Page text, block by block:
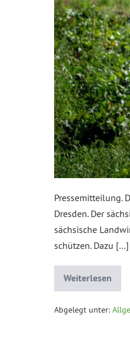
Pressemitteilung.
Dresden. Der
sächsische
schützen. Dazu […]
Weiterlesen
Abgelegt unter: